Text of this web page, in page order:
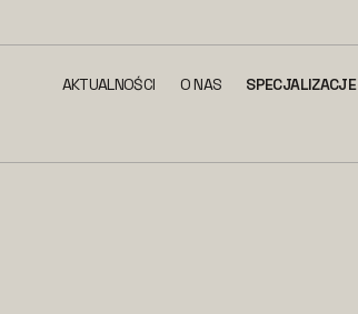
AKTUALNOŚCI O NAS SPECJALIZACJE